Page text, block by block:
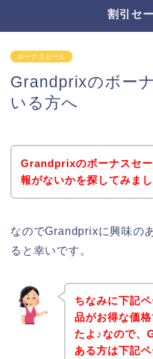
割引セ
ボーナスセール
Grandprixのボー
いる方へ
Grandprixのボーナスセ
報がないかを探してみま
なのでGrandprixに興味の
ると幸いです。
ちなみに下記
品がお得な価
たよ♪なので、
ある方は下記